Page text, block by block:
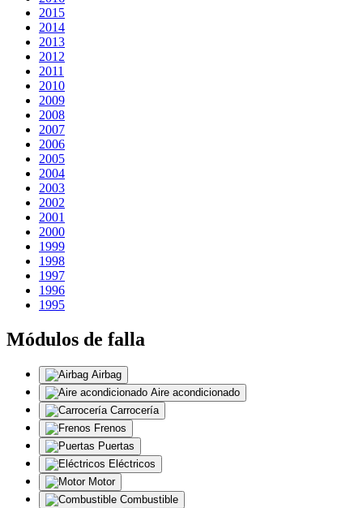
2015
2014
2013
2012
2011
2010
2009
2008
2007
2006
2005
2004
2003
2002
2001
2000
1999
1998
1997
1996
1995
Módulos de falla
Airbag
Aire acondicionado
Carrocería
Frenos
Puertas
Eléctricos
Motor
Combustible